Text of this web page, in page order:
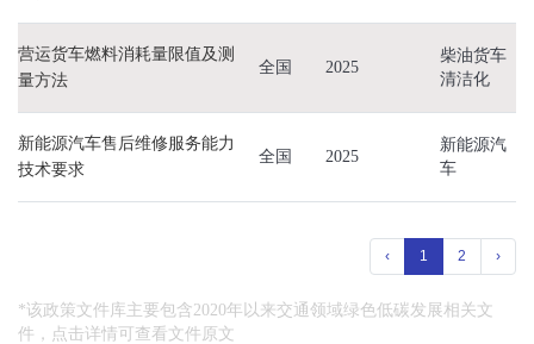
营运货车燃料消耗量限值及测
量方法
全国 2025
柴油货车
清洁化
新能源汽车售后维修服务能力
技术要求
全国 2025
新能源汽
车
‹ 1 2 ›
*该政策文件库主要包含2020年以来交通领域绿色低碳发展相关文
件，点击详情可查看文件原文